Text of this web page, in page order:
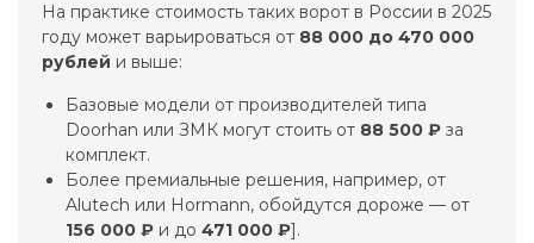
На практике стоимость таких ворот в России в 2025
году может варьироваться от 88 000 до 470 000
рублей и выше:
Базовые модели от производителей типа
Doorhan или ЗМК могут стоить от 88 500 ₽ за
комплект.
Более премиальные решения, например, от
Alutech или Hormann, обойдутся дороже — от
156 000 ₽ и до 471 000 ₽].